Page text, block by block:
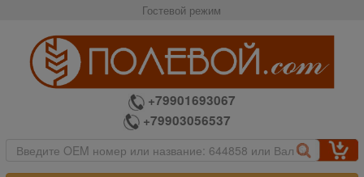
Гостевой режим
+79901693067
+79903056537